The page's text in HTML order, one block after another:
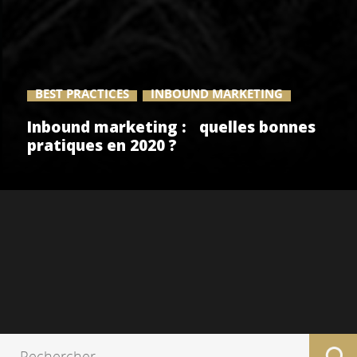
BEST PRACTICES INBOUND MARKETING
Inbound marketing : quelles bonnes
pratiques en 2020 ?